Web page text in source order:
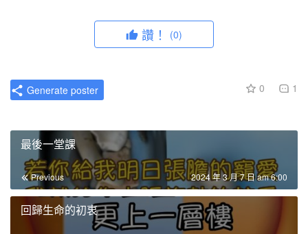
l
c
e
讚！ (0)
0 1
Generate poster
最後一堂課
Previous 2024 年 3 月 7 日 am 6:00
回歸生命的初衷